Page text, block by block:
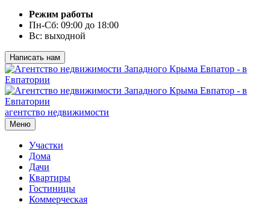
Режим работы
Пн-Сб: 09:00 до 18:00
Вс: выходной
Написать нам
агентство недвижимости
Меню
Участки
Дома
Дачи
Квартиры
Гостиницы
Коммерческая